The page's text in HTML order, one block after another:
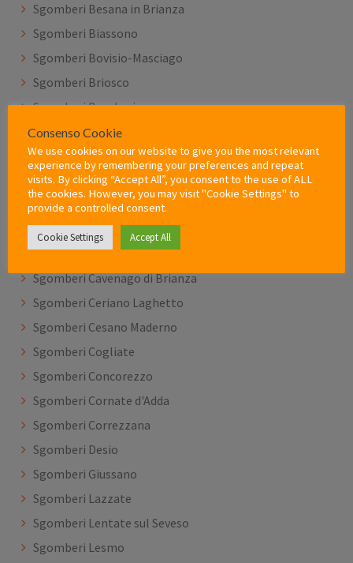
Sgomberi Besana in Brianza
Sgomberi Biassono
Sgomberi Bovisio-Masciago
Sgomberi Briosco
Sgomberi Brugherio
Sgomberi Burago di Molgora
Sgomberi Busnago
Sgomberi Camparada
Sgomberi Caponago
Sgomberi Carate Brianza
Sgomberi Carnate
Sgomberi Cavenago di Brianza
Sgomberi Ceriano Laghetto
Sgomberi Cesano Maderno
Sgomberi Cogliate
Sgomberi Concorezzo
Sgomberi Cornate d'Adda
Sgomberi Correzzana
Sgomberi Desio
Sgomberi Giussano
Sgomberi Lazzate
Sgomberi Lentate sul Seveso
Sgomberi Lesmo
Consenso Cookie
We use cookies on our website to give you the most relevant
experience by remembering your preferences and repeat
visits. By clicking “Accept All”, you consent to the use of ALL
the cookies. However, you may visit "Cookie Settings" to
provide a controlled consent.
Cookie Settings Accept All